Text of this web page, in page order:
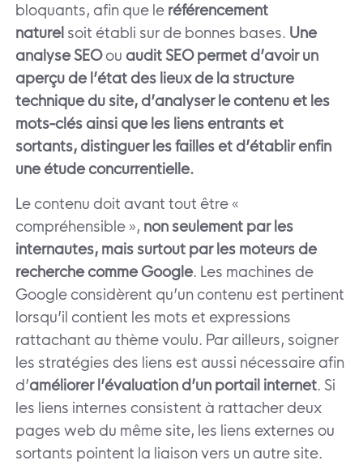
bloquants, afin que le référencement
naturel soit établi sur de bonnes bases. Une
analyse SEOou audit SEO permet d’avoir un
aperçu de l’état des lieux de la structure
technique du site, d’analyser le contenu et les
mots-clés ainsi que les liens entrants et
sortants, distinguer les failles et d’établir enfin
une étude concurrentielle.
Le contenu doit avant tout être «
compréhensible », non seulement par les
internautes, mais surtout par les moteurs de
recherche comme Google. Les machines de
Google considèrent qu’un contenu est pertinent
lorsqu’il contient les mots et expressions
rattachant au thème voulu. Par ailleurs, soigner
les stratégies des liens est aussi nécessaire afin
d’améliorer l’évaluation d’un portail internet. Si
les liens internes consistent à rattacher deux
pages web du même site, les liens externes ou
sortants pointent la liaison vers un autre site.